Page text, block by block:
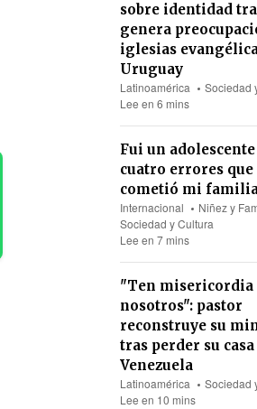
sobre identidad
genera
iglesias
Uruguay
Latinoamérica
Sociedad
Lee en 6 mins
Fui un
cuatro errores que
cometió mi
Internacional
Niñez y
Sociedad y Cultura
Lee en 7 mins
"Ten misericordia
nosotros": pastor
reconstruye su
tras perder su casa
Venezuela
Latinoamérica
Sociedad
Lee en 10 mins